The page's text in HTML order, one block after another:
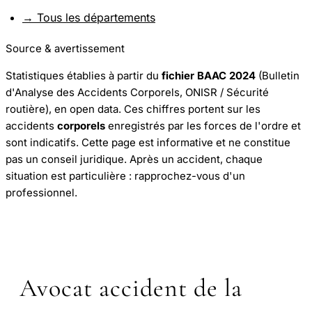
→ Tous les départements
Source & avertissement
Statistiques établies à partir du fichier BAAC 2024 (Bulletin
d'Analyse des Accidents Corporels, ONISR / Sécurité
routière), en open data. Ces chiffres portent sur les
accidents corporels enregistrés par les forces de l'ordre et
sont indicatifs. Cette page est informative et ne constitue
pas un conseil juridique. Après un accident, chaque
situation est particulière : rapprochez-vous d'un
professionnel.
Avocat accident de la